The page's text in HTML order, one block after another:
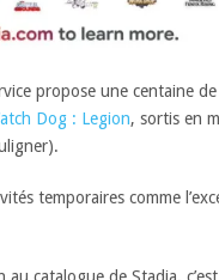
propose une centaine
Dog : Legion, sortis en
temporaires comme